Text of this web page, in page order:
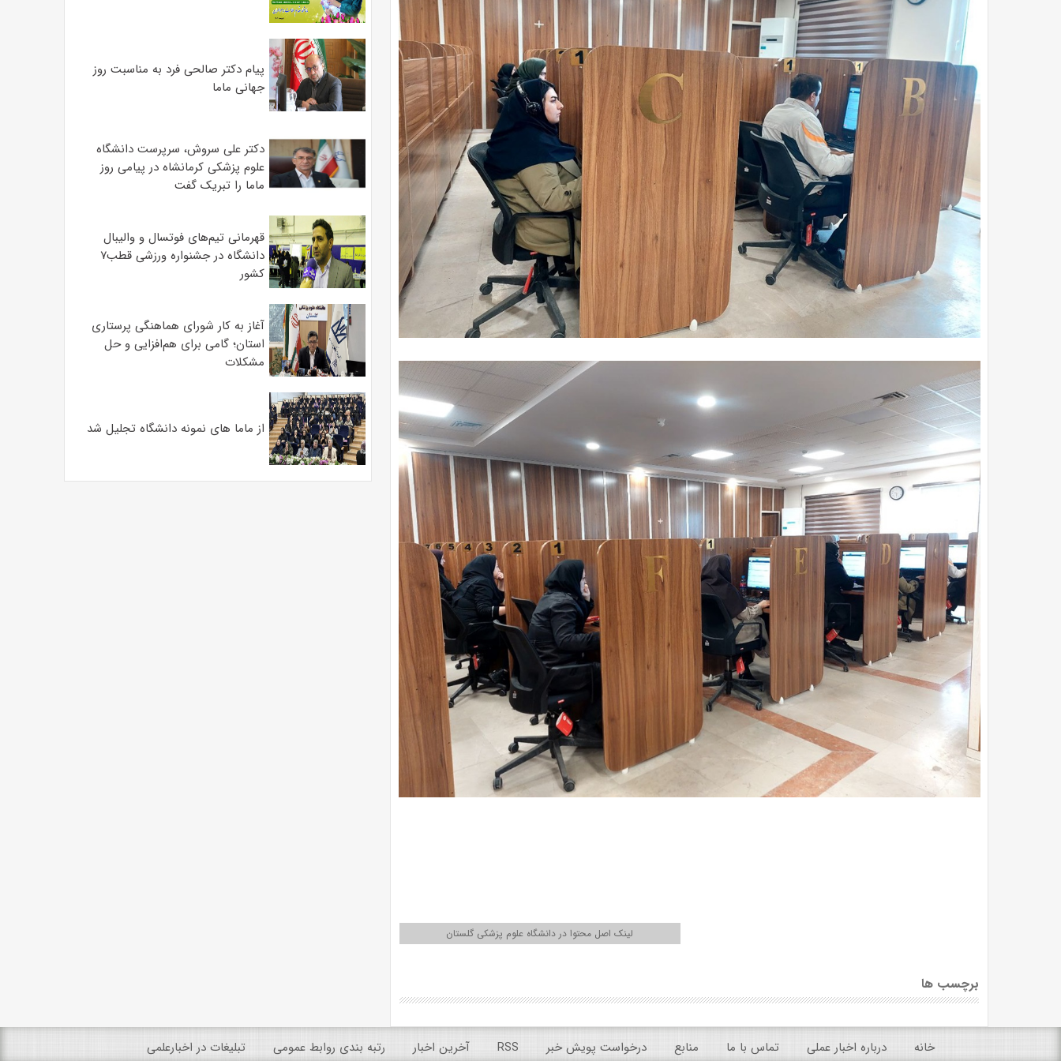
لینک اصل محتوا در دانشگاه علوم پزشکی گلستان
برچسب ها
پیام دکتر صالحی فرد به مناسبت روز
جهانی ماما
دکتر علی سروش، سرپرست دانشگاه
علوم پزشکی کرمانشاه در پیامی روز
ماما را تبریک گفت
قهرمانی تیم‌های فوتسال و والیبال
دانشگاه در جشنواره ورزشی قطب۷
کشور
آغاز به کار شورای هماهنگی پرستاری
استان؛ گامی برای هم‌افزایی و حل
مشکلات
از ماما های نمونه دانشگاه تجلیل شد
خانه درباره اخبار عملی تماس با ما منابع درخواست پویش خبر RSS آخرین اخبار رتبه بندی روابط عمومی تبلیغات در اخبارعلمی